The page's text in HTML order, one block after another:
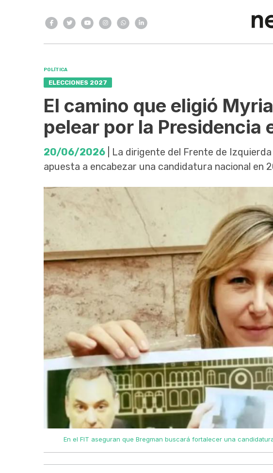
POLÍTICA
ELECCIONES 2027
El camino que eligió
pelear por la Presidencia
20/06/2026 | La dirigente del Frente de
apuesta a encabezar una candidatura nacional en
En el FIT aseguran que Bregman buscará fortalecer una